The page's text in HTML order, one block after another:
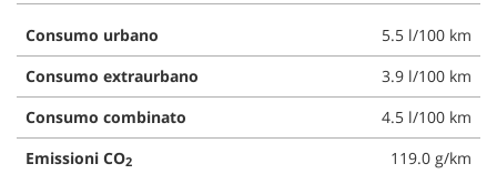
Consumo urbano
5.5 l/100 km
Consumo extraurbano
3.9 l/100 km
Consumo combinato
4.5 l/100 km
Emissioni CO2 119.0 g/km